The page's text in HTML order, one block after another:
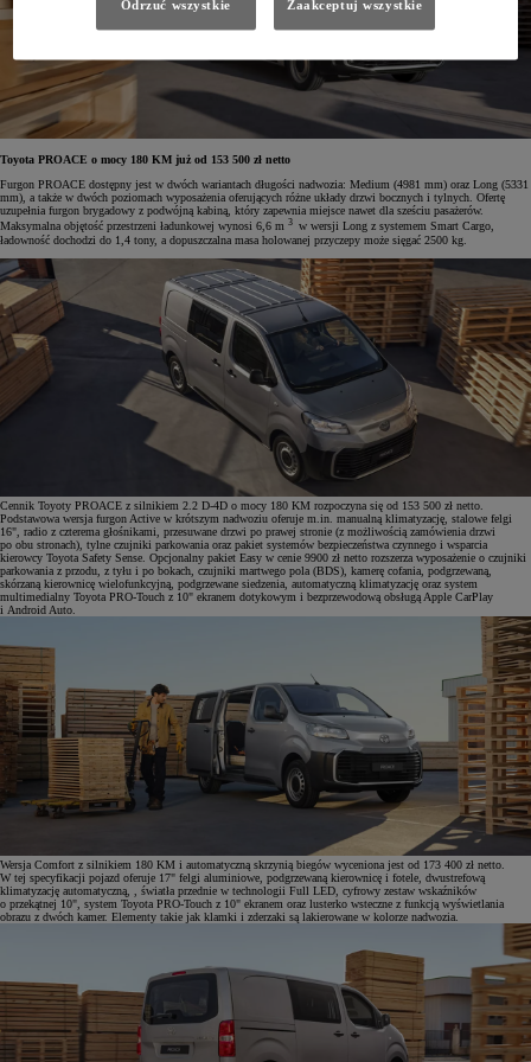
Toyota PROACE o mocy 180 KM już od 153 500 zł netto
Furgon PROACE dostępny jest w dwóch wariantach długości nadwozia: Medium (4981 mm) oraz Long (5331
mm), a także w dwóch poziomach wyposażenia oferujących różne układy drzwi bocznych i tylnych. Ofertę
uzupełnia furgon brygadowy z podwójną kabiną, który zapewnia miejsce nawet dla sześciu pasażerów.
Maksymalna objętość przestrzeni ładunkowej wynosi 6,6 m 3 w wersji Long z systemem Smart Cargo,
ładowność dochodzi do 1,4 tony, a dopuszczalna masa holowanej przyczepy może sięgać 2500 kg.
Cennik Toyoty PROACE z silnikiem 2.2 D-4D o mocy 180 KM rozpoczyna się od 153 500 zł netto.
Podstawowa wersja furgon Active w krótszym nadwoziu oferuje m.in. manualną klimatyzację, stalowe felgi
16", radio z czterema głośnikami, przesuwane drzwi po prawej stronie (z możliwością zamówienia drzwi
po obu stronach), tylne czujniki parkowania oraz pakiet systemów bezpieczeństwa czynnego i wsparcia
kierowcy Toyota Safety Sense. Opcjonalny pakiet Easy w cenie 9900 zł netto rozszerza wyposażenie o czujniki
parkowania z przodu, z tyłu i po bokach, czujniki martwego pola (BDS), kamerę cofania, podgrzewaną,
skórzaną kierownicę wielofunkcyjną, podgrzewane siedzenia, automatyczną klimatyzację oraz system
multimedialny Toyota PRO-Touch z 10" ekranem dotykowym i bezprzewodową obsługą Apple CarPlay
i Android Auto.
Wersja Comfort z silnikiem 180 KM i automatyczną skrzynią biegów wyceniona jest od 173 400 zł netto.
W tej specyfikacji pojazd oferuje 17" felgi aluminiowe, podgrzewaną kierownicę i fotele, dwustrefową
klimatyzację automatyczną, , światła przednie w technologii Full LED, cyfrowy zestaw wskaźników
o przekątnej 10", system Toyota PRO-Touch z 10" ekranem oraz lusterko wsteczne z funkcją wyświetlania
obrazu z dwóch kamer. Elementy takie jak klamki i zderzaki są lakierowane w kolorze nadwozia.
Odrzuć wszystkie Zaakceptuj wszystkie